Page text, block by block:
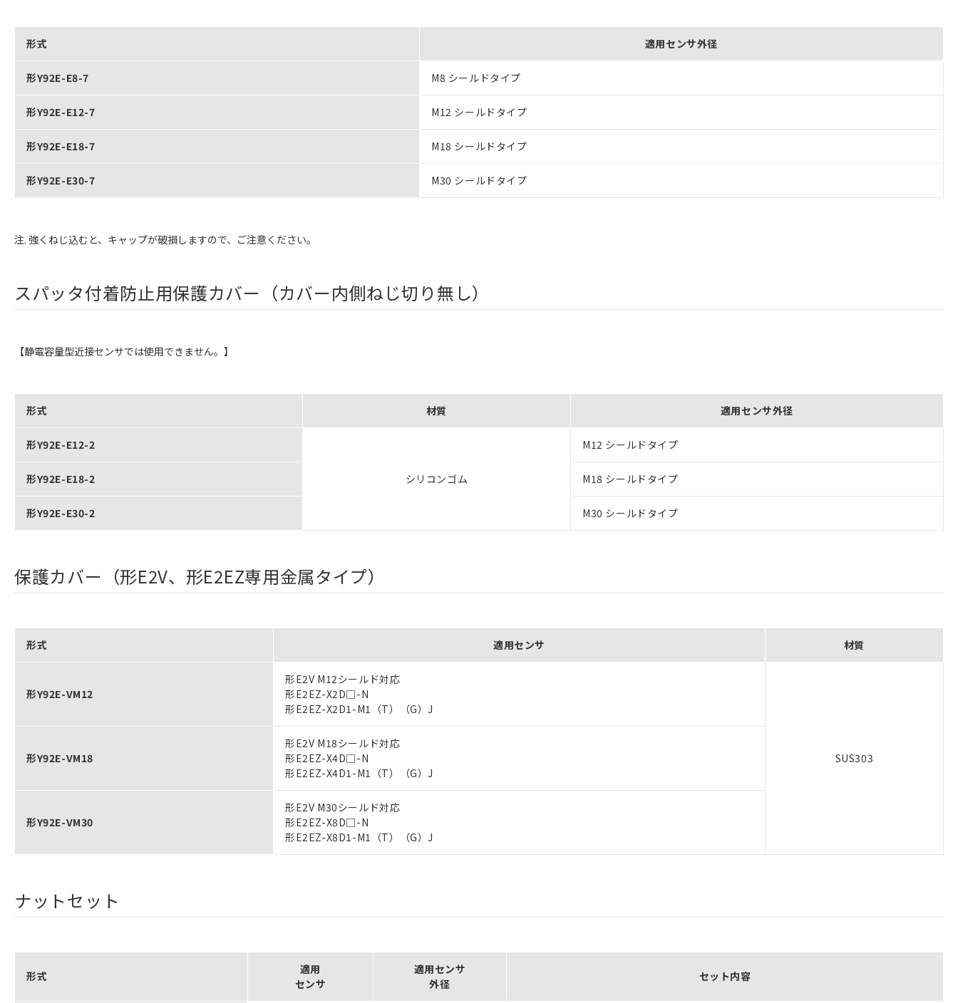
形式 適用センサ外径
形Y92E-E8-7 M8 シールドタイプ
形Y92E-E12-7 M12 シールドタイプ
形Y92E-E18-7 M18 シールドタイプ
形Y92E-E30-7 M30 シールドタイプ
注. 強くねじ込むと、キャップが破損しますので、ご注意ください。
スパッタ付着防止用保護カバー（カバー内側ねじ切り無し）
【静電容量型近接センサでは使用できません。】
形式 材質 適用センサ外径
形Y92E-E12-2
シリコンゴム
M12 シールドタイプ
形Y92E-E18-2 M18 シールドタイプ
形Y92E-E30-2 M30 シールドタイプ
保護カバー（形E2V、形E2EZ専用金属タイプ）
形式 適用センサ 材質
形Y92E-VM12
形E2V M12シールド対応
形E2EZ-X2D□-N
形E2EZ-X2D1-M1（T）（G）J
SUS303
形Y92E-VM18
形E2V M18シールド対応
形E2EZ-X4D□-N
形E2EZ-X4D1-M1（T）（G）J
形Y92E-VM30
形E2V M30シールド対応
形E2EZ-X8D□-N
形E2EZ-X8D1-M1（T）（G）J
ナットセット
形式
適用
センサ
適用センサ
外径
セット内容